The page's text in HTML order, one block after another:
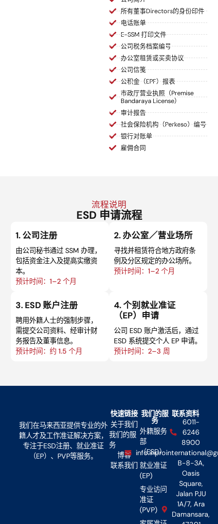
所有董事Directors的身份印件
电话账单
E-SSM 打印文件
公司税务档案编号
办公室租赁或买卖协议
公司信笺
公积金（EPF）报表
市政厅营业执照（Premise
Bandaraya License）
审计报告
社会保险机构（Perkeso）编号
银行对账单
雇佣合同
流程说明
ESD 申请流程
1. 公司注册
由公司秘书通过 SSM 办理，
包括资金注入及提高实缴资
本。
预计时间：1–2 个月
2. 办公室／营业场所
寻找并租赁符合地方政府条
例及分区规定的办公场所。
预计时间：1–2 个月
3. ESD 账户注册
聘用外籍人士的强制步骤，
需提交公司资料、经审计财
务报告及董事信息。
预计时间：约 1.5 个月
4. 个别就业准证
（EP）申请
公司 ESD 账户激活后，通过
ESD 系统提交个人 EP 申请。
预计时间：2–3 周
我们在马来西亚提供专业的外
籍人才及工作准证解决方案，
专注于ESD注册、就业准证
（EP）、PVP等服务。
快速链接
关于我们
我们的服
务
博客
联系我们
我们的服
务
外籍服务
部
（ESD）
就业准证
(EP)
专业访问
准证
(PVP)
联系资料
6011-
6246
8900
B-8-3A,
Oasis
Square,
Jalan PJU
1A/7, Ara
Damansara,